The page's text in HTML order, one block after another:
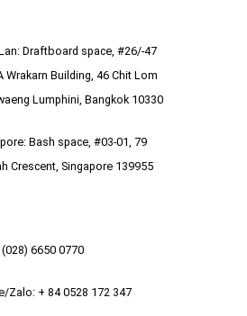
Draftboard space, #26/-47
Wrakarn Building, 46 Chit Lom
Lumphini, Bangkok 10330
Bash space, #03-01, 79
Crescent, Singapore 139955
6650 0770
Zalo:+ 84 0528 172 347